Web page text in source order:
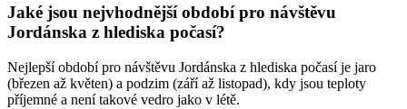
Jaké jsou nejvhodnější období pro návštěvu
Jordánska z hlediska počasí?
Nejlepší období pro návštěvu Jordánska z hlediska počasí je jaro
(březen až květen) a podzim (září až listopad), kdy jsou teploty
příjemné a není takové vedro jako v létě.